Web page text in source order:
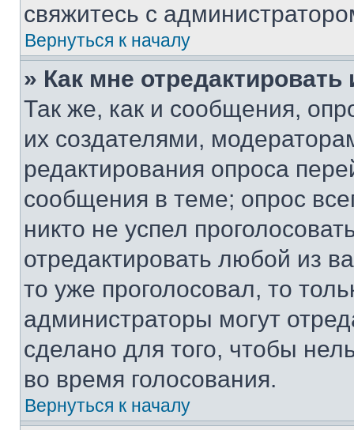
свяжитесь с
Вернуться к началу
» Как мне
Так же, как и сообщения,
их создателями,
редактирования опроса
сообщения в теме; опрос
никто не успел
отредактировать любой из
то уже проголосовал, то
администраторы могут
сделано для того, чтобы
во время голосования.
Вернуться к началу